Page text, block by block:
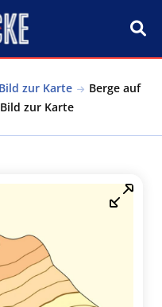
zur Karte
Berge auf
zur Karte